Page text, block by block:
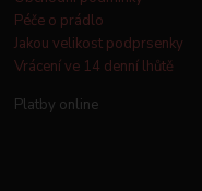
Péče o prádlo
Jakou velikost podprsenky
Vrácení ve 14 denní lhůtě
Platby online